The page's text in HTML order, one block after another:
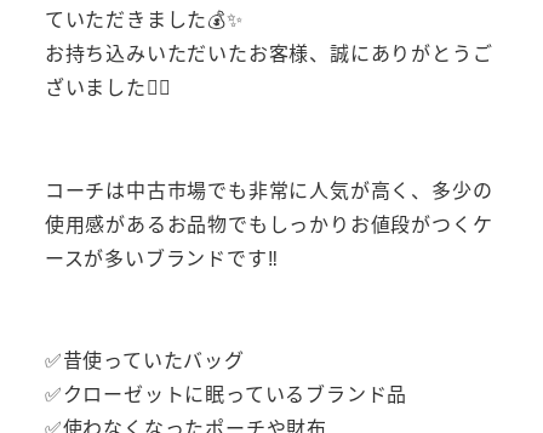
ていただきました💰✨
お持ち込みいただいたお客様、誠にありがとうご
ざいました🙇‍♂️
コーチは中古市場でも非常に人気が高く、多少の
使用感があるお品物でもしっかりお値段がつくケ
ースが多いブランドです‼️
✅昔使っていたバッグ
✅クローゼットに眠っているブランド品